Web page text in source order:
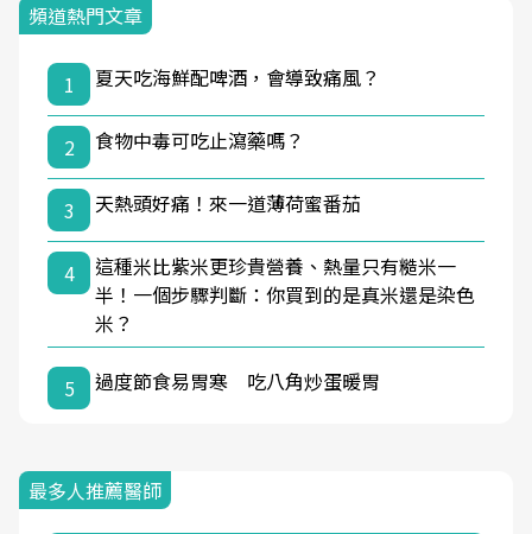
頻道熱門文章
1 夏天吃海鮮配啤酒，會導致痛風？
2 食物中毒可吃止瀉藥嗎？
3 天熱頭好痛！來一道薄荷蜜番茄
4
這種米比紫米更珍貴營養、熱量只有糙米一
半！一個步驟判斷：你買到的是真米還是染色
米？
5 過度節食易胃寒 吃八角炒蛋暖胃
最多人推薦醫師